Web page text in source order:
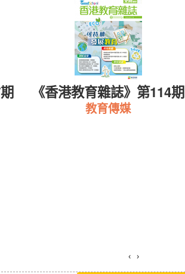
《香港教育雜誌》第114期
教育傳媒
‹ ›